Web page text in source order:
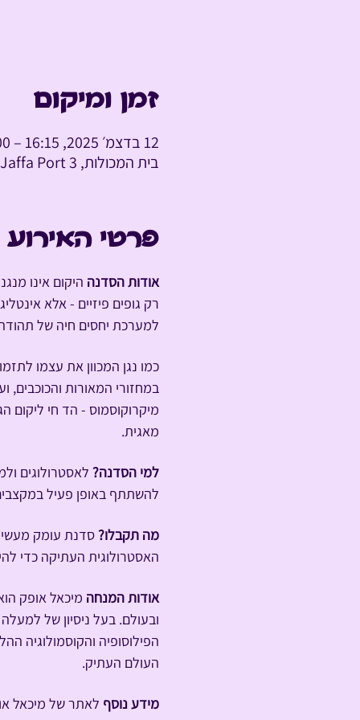
זמן ומיקום
12 בדצמ׳ 2025, 16:15 – 18:00
בית המכולות, Jaffa Port 3, תל אביב-יפו, ישראל
פרטי האירוע
אודות הסדנה היקום אינו
רק גופים פיזיים - אלא
למערכת יחסים חיה של
כמו נגן המכוון את עצמו
במחזורי המאורות
מיקרוקוסמוס - הד חי ליקום
מאגית.
למי הסדנה? לאסטרולוגים
להשתתף באופן פעיל
מה תקבלו? סדנת עומק
האסטרולוגית העתיקה כדי
אודות המנחה מיכאל אופק
הפילוסופיה והקוסמולוגיה
העולם העתיק.
מידע נוסף לאתר של מיכאל